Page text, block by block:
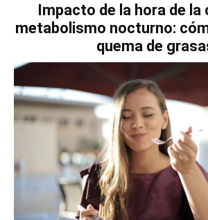
Impacto de la hora de la
metabolismo nocturno:
quema de